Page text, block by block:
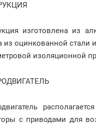
изготовлена из
из оцинкованной
изоляционной
с приводами для